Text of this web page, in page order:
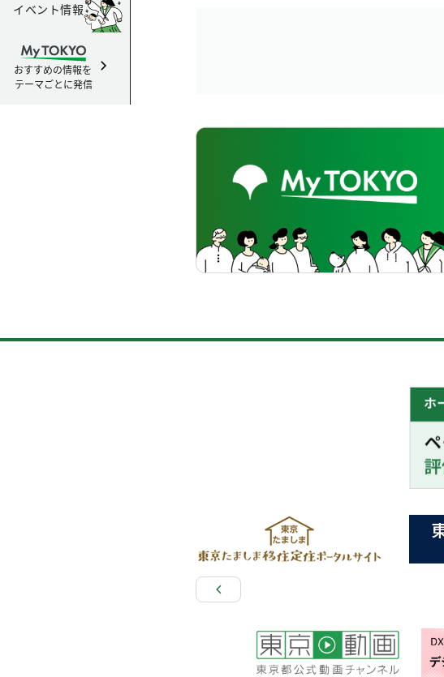
イベント情報
おすすめの情報を
テーマごとに発信